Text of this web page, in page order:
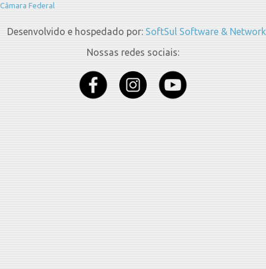
Câmara Federal
Desenvolvido e hospedado por: SoftSul Software & Network
Nossas redes sociais: